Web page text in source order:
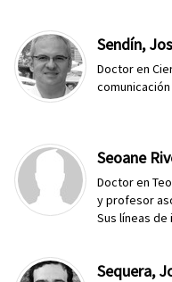
Sendín,
Doctor en
Seoane
Doctor en
y profesor
Sus líneas de
Sequera,